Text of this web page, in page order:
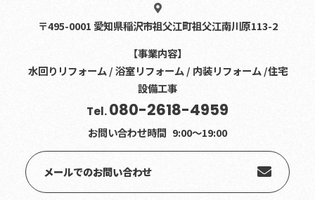
〒495-0001 愛知県稲沢市祖父江町祖父江南川原113-2
【事業内容】
水回りリフォーム / 浴室リフォーム / 内装リフォーム /住宅
設備工事
Tel. 080-2618-4959
お問い合わせ時間 9:00〜19:00
メールでのお問い合わせ